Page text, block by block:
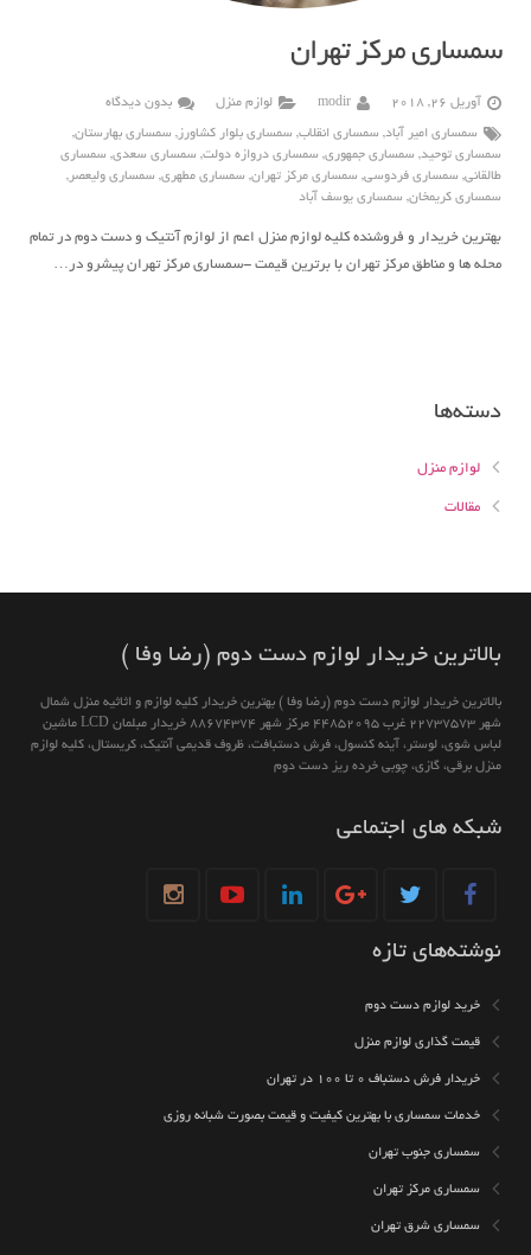
سمساری مرکز تهران
آوریل 26, 2018 modir لوازم منزل بدون دیدگاه
سمساری امیر آباد, سمساری انقلاب, سمساری بلوار کشاورز , سمساری بهارستان,
سمساری توحید, سمساری جمهوری, سمساری دروازه دولت, سمساری سعدی, سمساری
طالقانی, سمساری فردوسی, سمساری مرکز تهران, سمساری مطهری, سمساری ولیعصر ,
سمساری کریمخان, سمساری یوسف آباد
بهترین خریدار و فروشنده کلیه لوازم منزل اعم از لوازم آنتیک و دست دوم در تمام
محله ها و مناطق مرکز تهران با برترین قیمت -سمساری مرکز تهران پیشرو در…
دسته‌ها
لوازم منزل
مقالات
بالاترين خريدار لوازم دست دوم (رضا وفا )
بالاترين خريدار لوازم دست دوم (رضا وفا ) بهترین خريدار كليه لوازم و اثاثیه منزل شمال
شهر 22737573 غرب 44852095 مركز شهر 88674374 خريدار مبلمان LCD ماشين
لباس شوى، لوستر، آينه كنسول، فرش دستبافت، ظروف قديمى آنتيك، كريستال، كليه لوازم
منزل برقى، گازى، چوبى خرده ريز دست دوم
شبکه های اجتماعی
نوشته‌های تازه
خرید لوازم دست دوم
قیمت گذاری لوازم منزل
خریدار فرش دستباف ۰ تا ۱۰۰ در تهران
خدمات سمساری با بهترین کیفیت و قیمت بصورت شبانه روزی
سمساری جنوب تهران
سمساری مرکز تهران
سمساری شرق تهران